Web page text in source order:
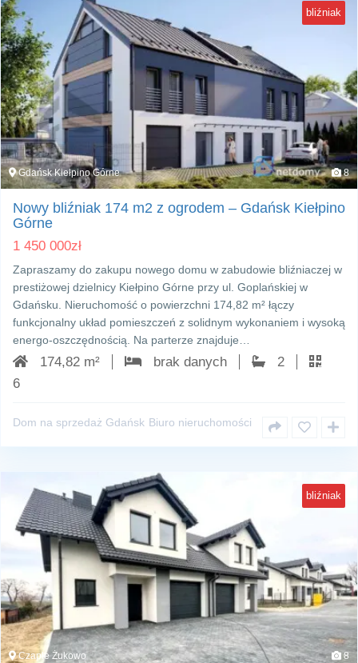
bliźniak
Gdańsk Kiełpino Górne 8
Nowy bliźniak 174 m2 z ogrodem – Gdańsk Kiełpino
Górne
1 450 000zł
Zapraszamy do zakupu nowego domu w zabudowie bliźniaczej w
prestiżowej dzielnicy Kiełpino Górne przy ul. Goplańskiej w
Gdańsku. Nieruchomość o powierzchni 174,82 m² łączy
funkcjonalny układ pomieszczeń z solidnym wykonaniem i wysoką
energo‑oszczędnością. Na parterze znajduje…
174,82 m² brak danych
2
6
Dom na sprzedaż Gdańsk Biuro nieruchomości
bliźniak
Czaple Żukowo 8